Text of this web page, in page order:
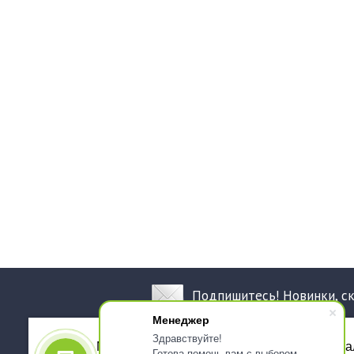
Менеджер
Здравствуйте!
Подпишитесь! Новинки,
Мы используем файлы cookie, для